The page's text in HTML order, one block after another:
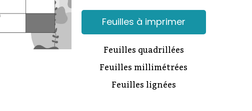
Feuilles à imprimer
Feuilles quadrillées
Feuilles millimétrées
Feuilles lignées